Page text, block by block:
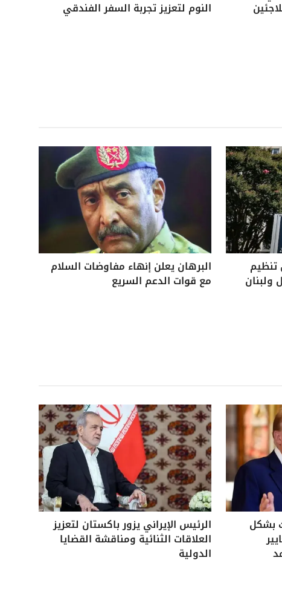
النوم لتعزيز تجربة السفر الفندقي
تنظيم
ولبنان
البرهان يعلن إنهاء مفاوضات السلام
مع قوات الدعم السريع
بشكل الرئيس الإيراني يزور باكستان لتعزيز
العلاقات الثنائية ومناقشة القضايا
الدولية